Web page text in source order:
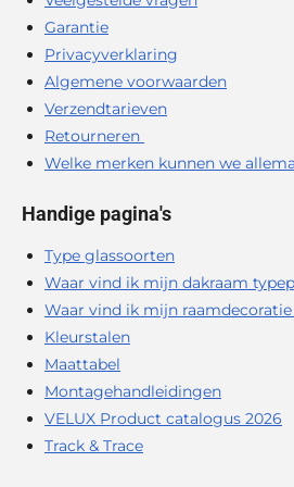
Garantie
Privacyverklaring
Algemene voorwaarden
Verzendtarieven
Retourneren
Welke merken kunnen we
Handige pagina's
Type glassoorten
Waar vind ik mijn dakraam
Waar vind ik mijn
Kleurstalen
Maattabel
Montagehandleidingen
VELUX Product catalogus 2026
Track & Trace